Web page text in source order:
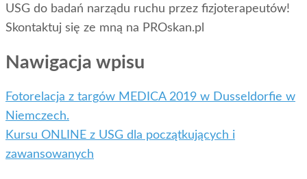
USG do badań narządu ruchu przez fizjoterapeutów!
Skontaktuj się ze mną na PROskan.pl
Nawigacja wpisu
Fotorelacja z targów MEDICA 2019 w Dusseldorfie w
Niemczech.
Kursu ONLINE z USG dla początkujących i
zawansowanych